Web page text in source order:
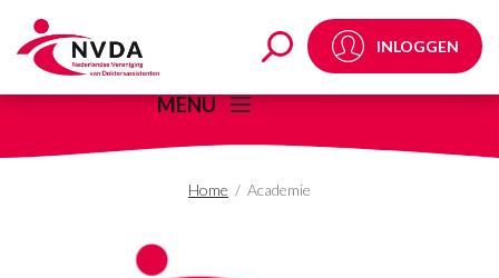
Academie - NVDAINLOGGEN
MENU
Home / Academie